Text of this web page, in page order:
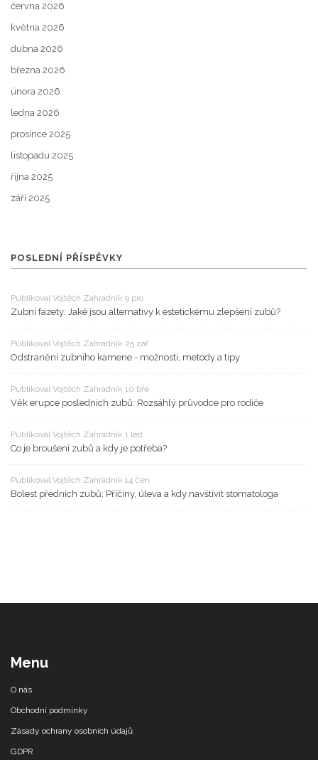
června 2026
května 2026
dubna 2026
března 2026
února 2026
ledna 2026
prosince 2025
listopadu 2025
října 2025
září 2025
POSLEDNÍ PŘÍSPĚVKY
Publikoval Vojtěch Zahradník 9 pro
Zubní fazety: Jaké jsou alternativy k estetickému zlepšení zubů?
Publikoval Vojtěch Zahradník 25 zář
Odstranění zubního kamene - možnosti, metody a tipy
Publikoval Vojtěch Zahradník 10 bře
Věk erupce posledních zubů: Rozsáhlý průvodce pro rodiče
Publikoval Vojtěch Zahradník 1 led
Co je broušení zubů a kdy je potřeba?
Publikoval Vojtěch Zahradník 14 čen
Bolest předních zubů: Příčiny, úleva a kdy navštívit stomatologa
Menu
O nás
Obchodní podmínky
Zásady ochrany osobních údajů
GDPR